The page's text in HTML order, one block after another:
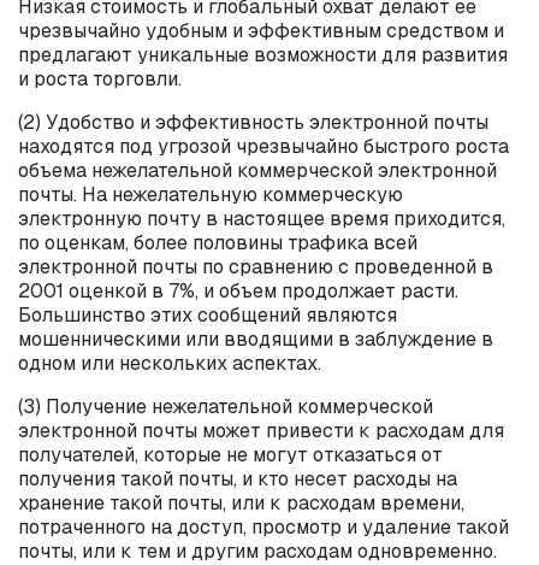
Низкая стоимость и глобальный охват делают ее
чрезвычайно удобным и эффективным средством и
предлагают уникальные возможности для развития
и роста торговли.
(2) Удобство и эффективность электронной почты
находятся под угрозой чрезвычайно быстрого роста
объема нежелательной коммерческой электронной
почты. На нежелательную коммерческую
электронную почту в настоящее время приходится,
по оценкам, более половины трафика всей
электронной почты по сравнению с проведенной в
2001 оценкой в 7%, и объем продолжает расти.
Большинство этих сообщений являются
мошенническими или вводящими в заблуждение в
одном или нескольких аспектах.
(3) Получение нежелательной коммерческой
электронной почты может привести к расходам для
получателей, которые не могут отказаться от
получения такой почты, и кто несет расходы на
хранение такой почты, или к расходам времени,
потраченного на доступ, просмотр и удаление такой
почты, или к тем и другим расходам одновременно.